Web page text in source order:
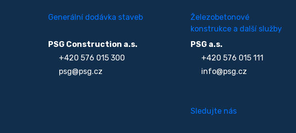
Generální dodávka staveb
PSG Construction a.s.
+420 576 015 300
psg@psg.cz
Železobetonové
konstrukce a další služby
PSG a.s.
+420 576 015 111
info@psg.cz
Sledujte nás